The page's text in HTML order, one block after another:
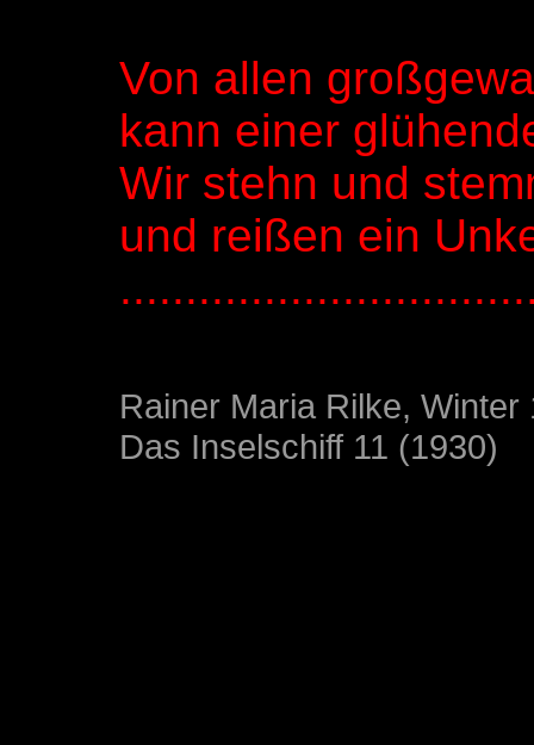
Von allen
kann einer
Wir stehn und
und reißen ein
Rainer Maria Rilke, Winter
Das Inselschiff 11 (1930)